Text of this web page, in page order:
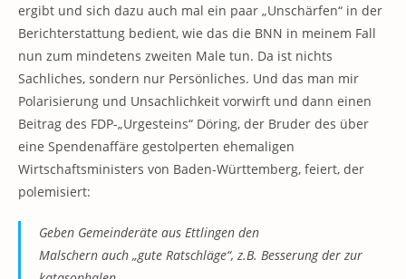
ergibt und sich dazu auch mal ein paar „Unschärfen“ in der
Berichterstattung bedient, wie das die BNN in meinem Fall
nun zum mindetens zweiten Male tun. Da ist nichts
Sachliches, sondern nur Persönliches. Und das man mir
Polarisierung und Unsachlichkeit vorwirft und dann einen
Beitrag des FDP-„Urgesteins“ Döring, der Bruder des über
eine Spendenaffäre gestolperten ehemaligen
Wirtschaftsministers von Baden-Württemberg, feiert, der
polemisiert:
Geben Gemeinderäte aus Ettlingen den
Malschern auch „gute Ratschläge“, z.B. Besserung der zur